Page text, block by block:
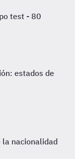
test - 80
estados de
la nacionalidad